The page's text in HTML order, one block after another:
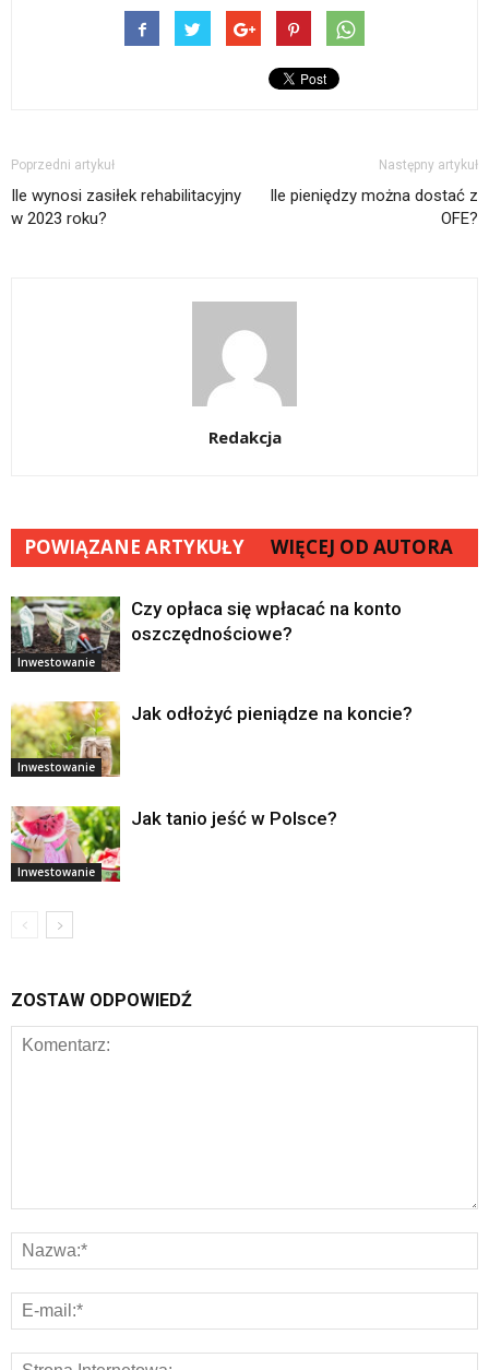
Poprzedni artykuł
Ile wynosi zasiłek rehabilitacyjny
w 2023 roku?
Następny artykuł
Ile pieniędzy można dostać z
OFE?
Redakcja
POWIĄZANE ARTYKUŁY WIĘCEJ OD AUTORA
Inwestowanie
Czy opłaca się wpłacać na konto
oszczędnościowe?
Inwestowanie
Jak odłożyć pieniądze na koncie?
Inwestowanie
Jak tanio jeść w Polsce?
ZOSTAW ODPOWIEDŹ